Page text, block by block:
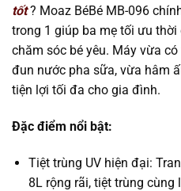
tốt? Moaz BéBé MB-096
trong 1 giúp ba mẹ tối ưu
chăm sóc bé yêu. Máy vừa
đun nước pha sữa, vừa hâm
tiện lợi tối đa cho gia đình.
Đặc điểm nổi bật:
Tiệt trùng UV hiện đại:
8L rộng rãi, tiệt trùng